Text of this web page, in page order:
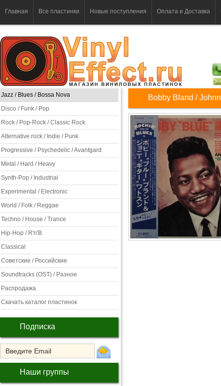
Главная Все пластинки Новые поступления Оплата и Доставка
Jazz / Blues / Bossa Nova
Disco / Funk / Pop
Rock / Pop-Rock / Classic Rock
Alternative rock / Indie / Punk
Progressive / Psychedelic / Avantgard
Metal / Hard / Heavy
Synth-Pop / Industrial
Experimental / Electronic
World / Folk / Reggae
Techno / House / Trance
Hip-Hop / R'n'B
Classical
Советские / Российские
Soundtracks (OST) / Разное
Распродажа
Скачать каталог пластинок
Подписка
Наши группы
Bobby Bland /